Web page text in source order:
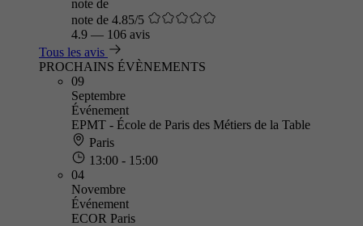
note de
note de 4.85/5
4.9 — 106 avis
Tous les avis
PROCHAINS ÉVÈNEMENTS
09
Septembre
Événement
EPMT - École de Paris des Métiers de la Table
Paris
13:00 - 15:00
04
Novembre
Événement
ECOR Paris